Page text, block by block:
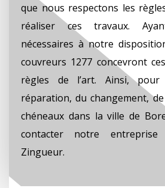
que nous respectons les
réaliser ces travaux.
nécessaires à notre
couvreurs 1277 concevront
règles de l’art. Ainsi, pour
réparation, du changement,
chéneaux dans la ville de
contacter notre entreprise
Zingueur.